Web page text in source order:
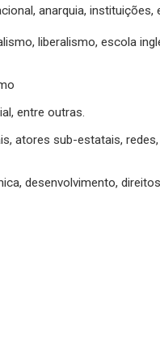
anarquia, instituições,
liberalismo, escola
entre outras.
atores sub-estatais,
desenvolvimento,